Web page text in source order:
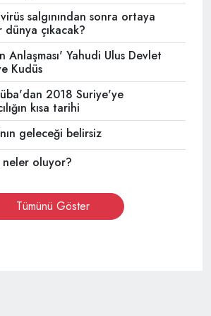
salgınından sonra ortaya
dünya çıkacak?
Anlaşması' Yahudi Ulus Devlet
Kudüs
2018 Suriye'ye
kısa tarihi
geleceği belirsiz
oluyor?
Tümünü Göster